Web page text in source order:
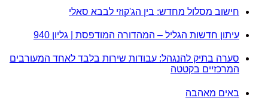
חישוב מסלול מחדש: בין הג'קוזי לבבא סאלי
עיתון חדשות הגליל – המהדורה המודפסת | גליון 940
סערה בתיק להנגהל: עבודות שירות בלבד לאחד המעורבים
המרכזיים בקטטה
באים מאהבה